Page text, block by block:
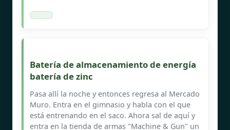
Batería de almacenamiento de energía
batería de zinc
Pasa allí la noche y entonces regresa al Mercado
Muro. Entra en el gimnasio y habla con el que
está entrenando en el saco. Ahora sal de aquí y
entra en la tienda de armas "Machine & Gun" un